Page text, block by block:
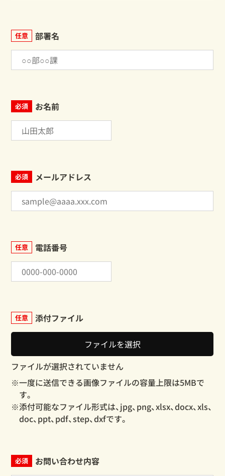
任意 部署名
必須 お名前
必須 メールアドレス
任意 電話番号
任意 添付ファイル
ファイルを選択
※一度に送信できる画像ファイルの容量上限は5MBで
す。
※添付可能なファイル形式は、jpg、png、xlsx、docx、xls、
doc、ppt、pdf、step、dxfです。
必須 お問い合わせ内容